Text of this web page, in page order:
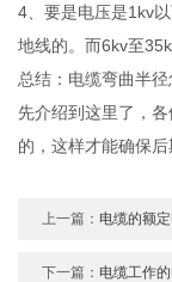
4、要是电压是1kv
地线的。而6kv至
总结：电缆弯曲半
先介绍到这里了，
的，这样才能确保
上一篇： 电缆的额
下一篇： 电缆工作